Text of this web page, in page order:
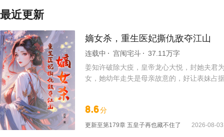
最近更新
嫡女杀，重生医妃撕仇敌夺江山
连载中 宫闱宅斗
37.11万字
姜知许破除大疫，皇帝龙心大悦，封她夫君
女，她幼年走失是母亲故意的，好让表妹占
人凶悍、狡猾，谁娶她谁倒霉。 然而，他
就算是抢夺人妻，他也要把她抢回来！
8.6分
更新至第179章 五皇子再也藏不住了 2026-08-